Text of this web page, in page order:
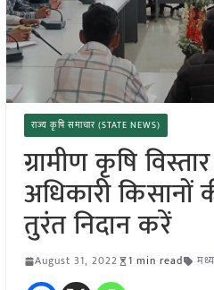
राज्य कृषि समाचार (STATE NEWS)
ग्रामीण कृषि विस्तार
अधिकारीकिसानों
तुरंत निदान करें
August 31, 2022 1 min read